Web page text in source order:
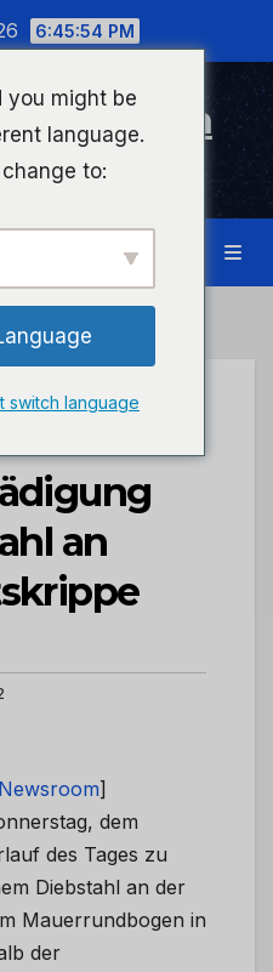
6:45:54 PM
Kreuznach
Bad Kreuznach
an
Newsroom]
dem
des Tages zu
Diebstahl an der
Mauerrundbogen in
der
you might be
language.
to:
switch language